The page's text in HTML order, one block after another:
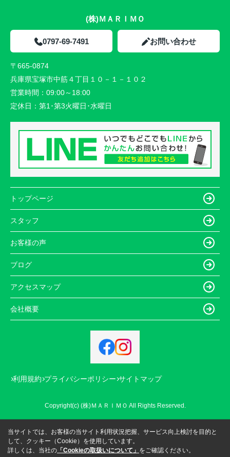
(株)ＭＡＲＩＭＯ
0797-69-7491 お問い合わせ
〒665-0874
兵庫県宝塚市中筋４丁目１０－１－１０２
営業時間： 09:00～18:00
定休日： 第1･第3火曜日･水曜日
トップページ
スタッフ
お客様の声
ブログ
アクセスマップ
会社概要
利用規約 プライバシーポリシー サイトマップ
Copyright(c) (株)ＭＡＲＩＭＯ All Rights Reserved.
当サイトでは、お客様の当サイト利用状況把握、サービス向上検討を目的と
して、クッキー（Cookie）を使用しています。
詳しくは、当社の 「Cookieの取扱いについて」 をご確認ください。